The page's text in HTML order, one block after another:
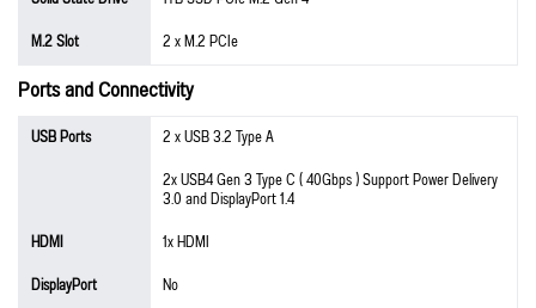
M.2 Slot
2 x M.2 PCIe
Ports and Connectivity
USB Ports
2 x USB 3.2 Type A
2x USB4 Gen 3 Type C ( 40Gbps ) Support Power Delivery
3.0 and DisplayPort 1.4
HDMI
1x HDMI
DisplayPort
No